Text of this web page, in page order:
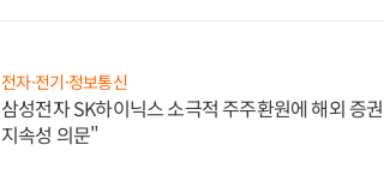
전자·전기·정보통신
삼성전자 SK하이닉스 소극적 주주환원에 해외 증
지속성 의문"